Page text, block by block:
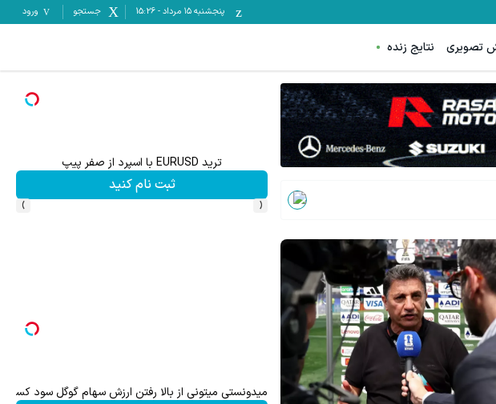
پنجشنبه ۱۵ مرداد -
15:26 جستجو ورود
تصویری نتایج زنده
ترید XAUUSD با اسپرد از صفر پیپ ترید EURUSD با اسپرد از صفر پیپ
ثبت نام کنید
‹
›
فارکس اسپرد از صفر و تا ۵۰۰ دلار بونوس میدونستی میتونی از بالا رفتن ارزش سهام گوگل سود کسب